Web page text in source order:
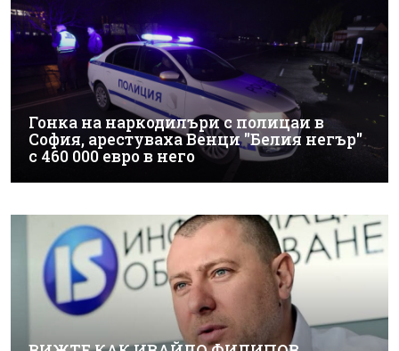
Гонка на наркодилъри с полицаи в
София, арестуваха Венци "Белия негър"
с 460 000 евро в него